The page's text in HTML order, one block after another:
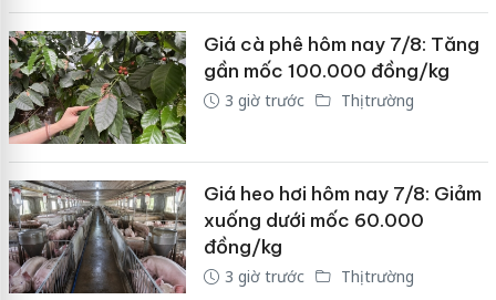
Giá cà phê hôm nay 7/8: Tăng
gần mốc 100.000 đồng/kg
3 giờ trước Thị trường
Giá heo hơi hôm nay 7/8: Giảm
xuống dưới mốc 60.000
đồng/kg
3 giờ trước Thị trường